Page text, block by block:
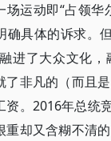
场运动即“占领华
确具体的诉求。
进了大众文化
了非凡的（而且
。2016年总统
重却又含糊不清